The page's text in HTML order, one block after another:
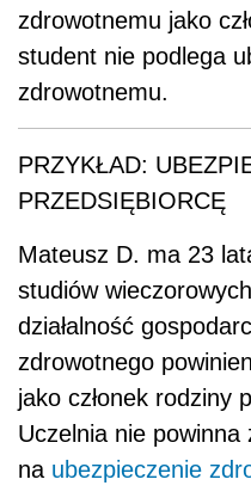
zdrowotnemu jako
student nie podlega
zdrowotnemu.
PRZYKŁAD:
PRZEDSIĘBIORCĘ
Mateusz D. ma 23
studiów
działalność
zdrowotnego
jako członek rodziny
Uczelnia nie powinna
na ubezpieczenie